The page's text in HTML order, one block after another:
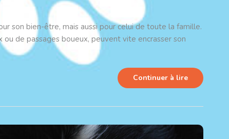
son bien-être, mais aussi pour celui de toute la famille.
ou de passages boueux, peuvent vite encrasser son
Continuer à lire